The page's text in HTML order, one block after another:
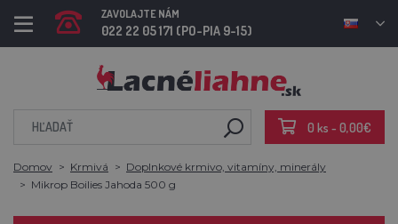
ZAVOLAJTE NÁM
022 22 05 171 (PO-PIA 9-15)
0 ks - 0,00€
Domov Krmivá
Doplnkové krmivo, vitamíny, minerály
Mikrop Boilies Jahoda 500 g